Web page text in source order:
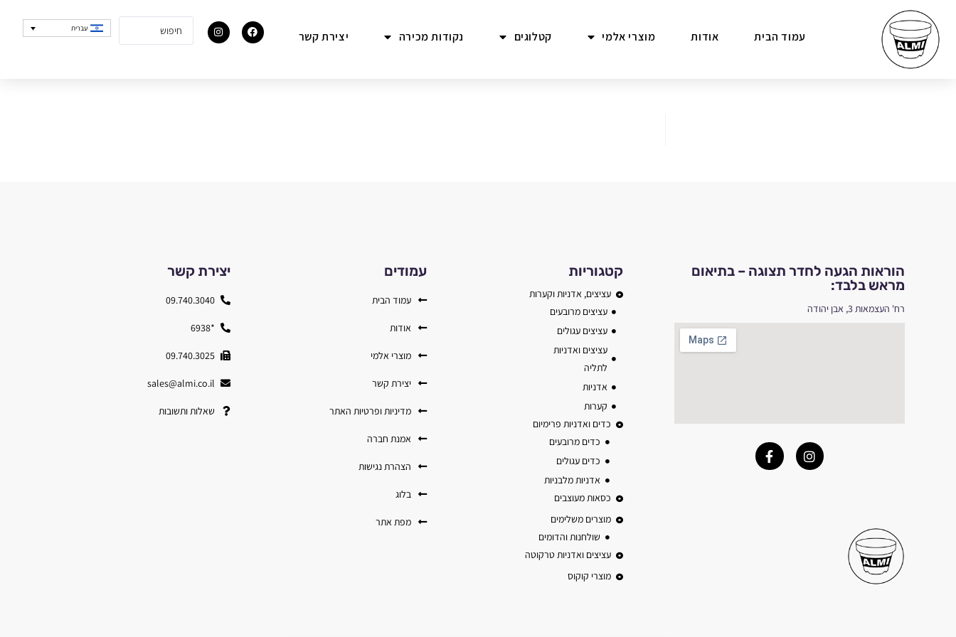
עמוד הבית אודות מוצרי אלמי קטלוגים נקודות מכירה יצירת קשר
עברית
הוראות הגעה לחדר תצוגה – בתיאום
מראש בלבד:
רח' העצמאות 3, אבן יהודה
קטגוריות
עציצים, אדניות וקערות
עציצים מרובעים
עציצים עגולים
עציצים ואדניות
לתליה
אדניות
קערות
כדים ואדניות פרימיום
כדים מרובעים
כדים עגולים
אדניות מלבניות
כסאות מעוצבים
מוצרים משלימים
שולחנות והדומים
עציצים ואדניות טרקוטה
מוצרי קוקוס
עמודים
עמוד הבית
אודות
מוצרי אלמי
יצירת קשר
מדיניות ופרטיות האתר
אמנת חברה
הצהרת נגישות
בלוג
מפת אתר
יצירת קשר
09.740.3040
*6938
09.740.3025
sales@almi.co.il
שאלות ותשובות